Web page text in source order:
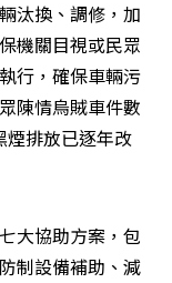
汰換、調修，加
機關目視或民眾
行，確保車輛污
陳情烏賊車件數
煙排放已逐年改
大協助方案，包
制設備補助、減